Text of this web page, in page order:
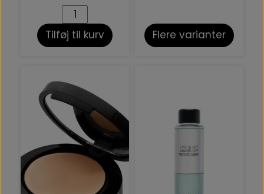
Tilføj til kurv Flere varianter